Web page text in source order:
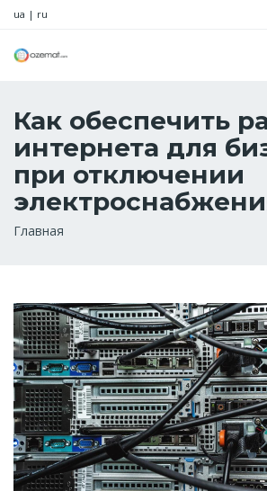
ua | ru
Как обеспечить
интернета для
при отключении
Строка
Главная